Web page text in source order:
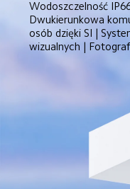
Wodoszczelność
Dwukierunkowa
osób dzięki SI |
wizualnych |